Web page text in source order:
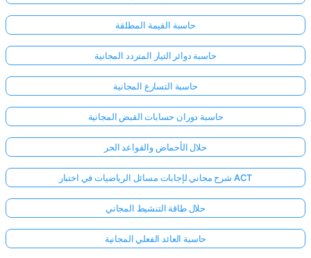
حاسبة القيمة المطلقة
حاسبة دوائر التيار المتردد المجانية
حاسبة التسارع المجانية
حاسبة دوران حسابات القبض المجانية
حلال الأحماض والقواعد الحر
شرح مجاني لإجابات مسائل الرياضيات في اختبار ACT
حلال طاقة التنشيط المجاني
حاسبة العائد الفعلي المجانية